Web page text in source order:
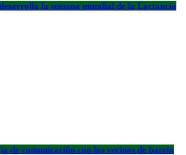
la semana mundial de la Lactancia
de comunicación con los vecinos de barrio